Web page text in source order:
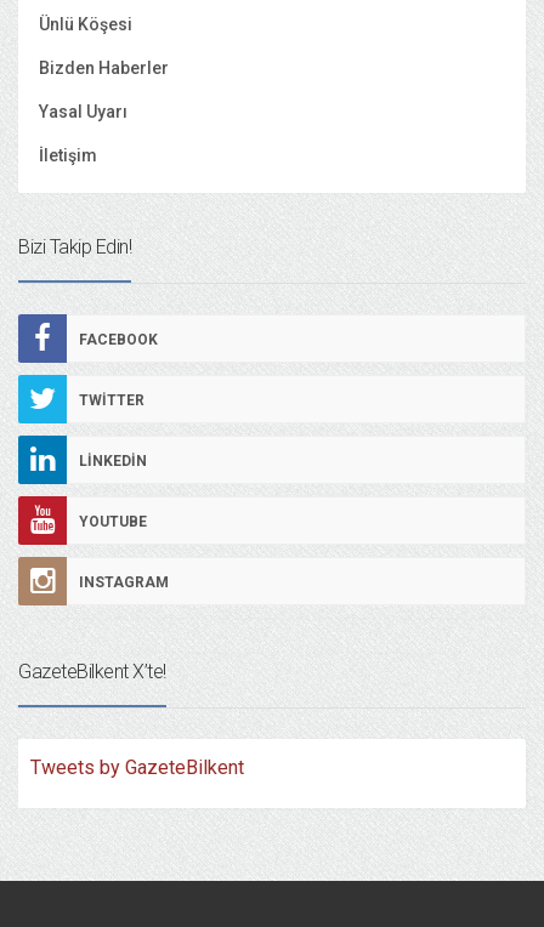
Ünlü Köşesi
Bizden Haberler
Yasal Uyarı
İletişim
Bizi Takip Edin!
FACEBOOK
TWITTER
LINKEDIN
YOUTUBE
INSTAGRAM
GazeteBilkent X’te!
Tweets by GazeteBilkent